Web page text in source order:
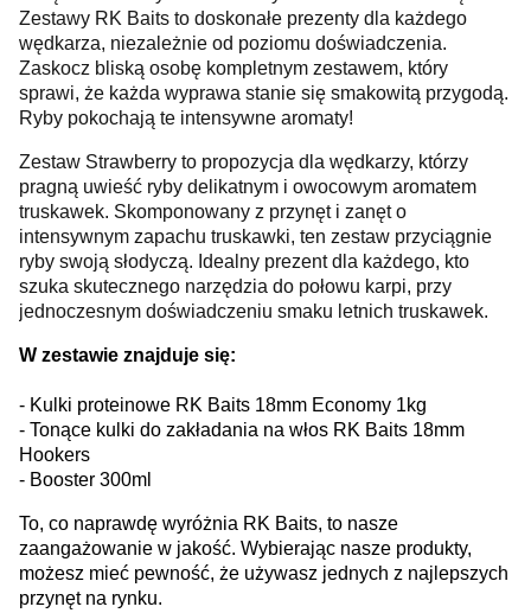
Zestawy RK Baits to doskonałe prezenty dla każdego
wędkarza, niezależnie od poziomu doświadczenia.
Zaskocz bliską osobę kompletnym zestawem, który
sprawi, że każda wyprawa stanie się smakowitą przygodą.
Ryby pokochają te intensywne aromaty!
Zestaw Strawberry to propozycja dla wędkarzy, którzy
pragną uwieść ryby delikatnym i owocowym aromatem
truskawek. Skomponowany z przynęt i zanęt o
intensywnym zapachu truskawki, ten zestaw przyciągnie
ryby swoją słodyczą. Idealny prezent dla każdego, kto
szuka skutecznego narzędzia do połowu karpi, przy
jednoczesnym doświadczeniu smaku letnich truskawek.
W zestawie znajduje się:
- Kulki proteinowe RK Baits 18mm Economy 1kg
- Tonące kulki do zakładania na włos RK Baits 18mm
Hookers
- Booster 300ml
To, co naprawdę wyróżnia RK Baits, to nasze
zaangażowanie w jakość. Wybierając nasze produkty,
możesz mieć pewność, że używasz jednych z najlepszych
przynęt na rynku.